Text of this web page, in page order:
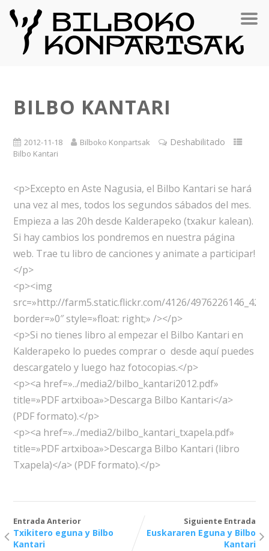
BILBO KANTARI
2012-11-18 Bilboko Konpartsak Deshabilitado
Bilbo Kantari
<p>Excepto en Aste Nagusia, el Bilbo Kantari se hará
una vez al mes, todos los segundos sábados del mes.
Empieza a las 20h desde Kalderapeko (txakur kalean).
Si hay cambios los pondremos en nuestra página
web. Trae tu libro de canciones y animate a participar!
</p>
<p><img
src=»http://farm5.static.flickr.com/4126/
border=»0″ style=»float: right;» /></p>
<p>Si no tienes libro al empezar el Bilbo Kantari en
Kalderapeko lo puedes comprar o desde aquí puedes
descargatelo y luego haz fotocopias.</p>
<p><a href=»../media2/bilbo_kantari2012.pdf»
title=»PDF artxiboa»>Descarga Bilbo Kantari</a>
(PDF formato).</p>
<p><a href=»../media2/bilbo_kantari_txapela.pdf»
title=»PDF artxiboa»>Descarga Bilbo Kantari (libro
Txapela)</a> (PDF formato).</p>
Entrada Anterior
Txikitero eguna y Bilbo
Kantari
Siguiente Entrada
Euskararen Eguna y Bilbo
Kantari